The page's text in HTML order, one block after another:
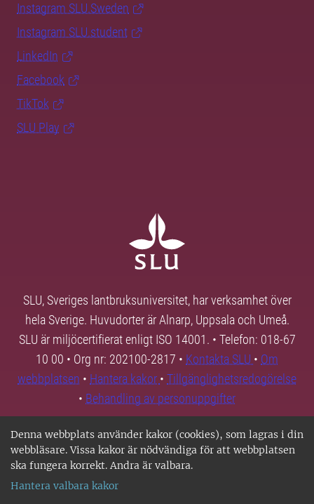
Denna webbplats använder kakor (cookies), som lagras i din
webbläsare. Vissa kakor är nödvändiga för att webbplatsen
ska fungera korrekt. Andra är valbara.
Hantera valbara kakor
Instagram SLU.Sweden
Instagram SLU.student
LinkedIn
Facebook
TikTok
SLU Play
SLU, Sveriges lantbruksuniversitet, har verksamhet över
hela Sverige. Huvudorter är Alnarp, Uppsala och Umeå.
SLU är miljöcertifierat enligt ISO 14001. • Telefon: 018-67
10 00 • Org nr: 202100-2817 • Kontakta SLU • Om
webbplatsen • Hantera kakor • Tillgänglighetsredogörelse
• Behandling av personuppgifter